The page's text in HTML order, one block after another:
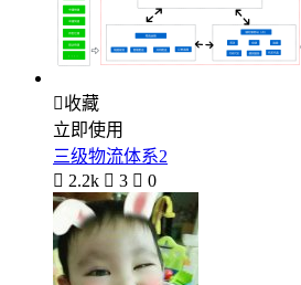
收藏
立即使用
三级物流体系2
 2.2k  3  0